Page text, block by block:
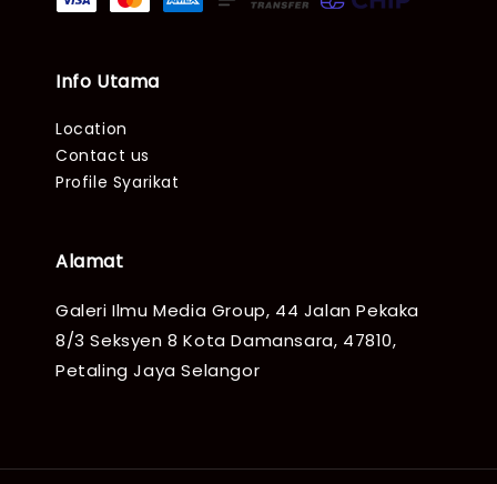
Info Utama
Location
Contact us
Profile Syarikat
Alamat
Galeri Ilmu Media Group, 44 Jalan Pekaka
8/3 Seksyen 8 Kota Damansara, 47810,
Petaling Jaya Selangor